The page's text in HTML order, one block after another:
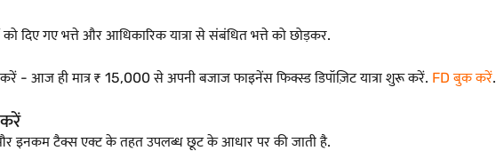
को दिए गए भत्ते और आधिकारिक यात्रा से संबंधित भत्ते को छोड़कर.
आज ही मात्र ₹ 15,000 से अपनी बजाज फाइनेंस फिक्स्ड डिपॉज़िट यात्रा शुरू करें. FD बुक करें.
और इनकम टैक्स एक्ट के तहत उपलब्ध छूट के आधार पर की जाती है.